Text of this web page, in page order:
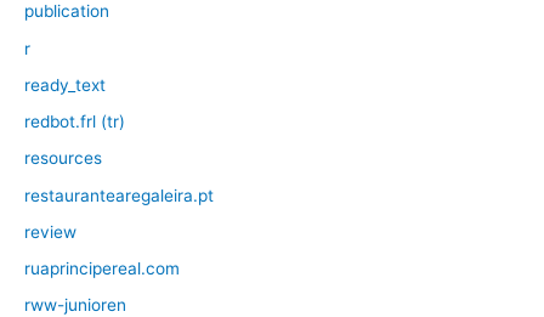
publication
r
ready_text
redbot.frl (tr)
resources
restaurantearegaleira.pt
review
ruaprincipereal.com
rww-junioren